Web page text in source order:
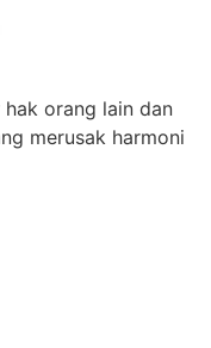
orang lain dan
merusak harmoni